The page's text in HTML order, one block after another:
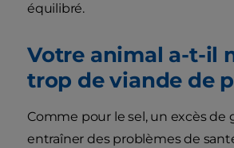
équilibré.
Votre animal a-t-il
trop de viande de
Comme pour le sel, un excès de
entraîner des problèmes de